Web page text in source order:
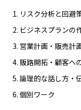
リスク分析と回避
ビジネスプランの
営業計画・販売計
販路開拓・顧客へ
論理的な話し方・
個別ワーク